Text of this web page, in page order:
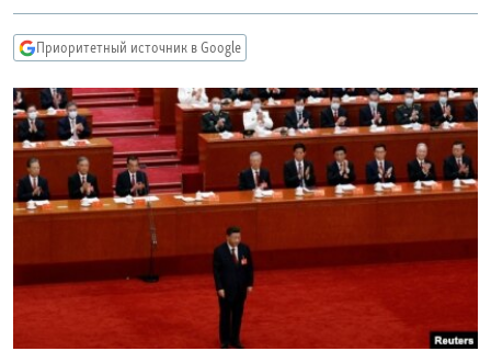
Вернутся
поиску
КАВКАЗ.РЕАЛИИ
СЕВЕР.РЕАЛИИ
СИБИРЬ.РЕАЛИИ
РАСПИСАНИЕ ВЕЩАНИЯ
ПОДПИШИТЕСЬ НА РАССЫЛКУ
СОЦИАЛЬНЫЕ СЕТИ
Приоритетный источник в Google